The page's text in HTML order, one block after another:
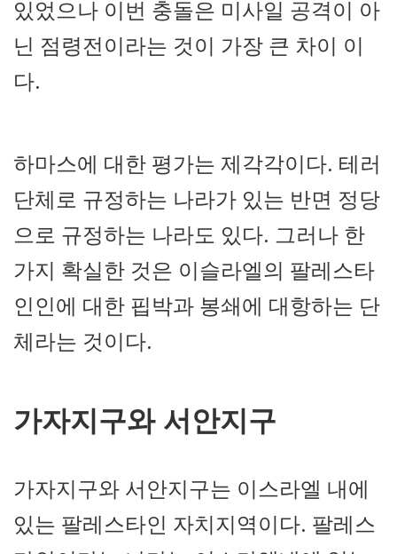
있었으나 이번 충돌은 미사일 공격이 아
닌 점령전이라는 것이 가장 큰 차이 이
다.
하마스에 대한 평가는 제각각이다. 테러
단체로 규정하는 나라가 있는 반면 정당
으로 규정하는 나라도 있다. 그러나 한
가지 확실한 것은 이슬라엘의 팔레스타
인인에 대한 핍박과 봉쇄에 대항하는 단
체라는 것이다.
가자지구와 서안지구
가자지구와 서안지구는 이스라엘 내에
있는 팔레스타인 자치지역이다. 팔레스